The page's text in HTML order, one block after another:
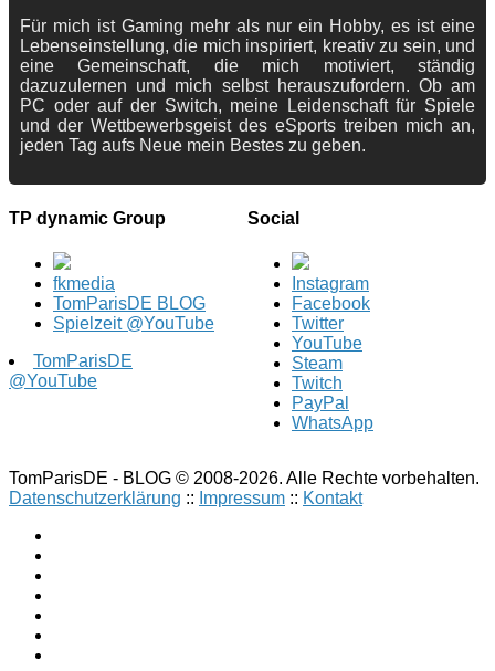
Für mich ist Gaming mehr als nur ein Hobby, es ist eine
Lebenseinstellung, die mich inspiriert, kreativ zu sein, und
eine Gemeinschaft, die mich motiviert, ständig
dazuzulernen und mich selbst herauszufordern. Ob am
PC oder auf der Switch, meine Leidenschaft für Spiele
und der Wettbewerbsgeist des eSports treiben mich an,
jeden Tag aufs Neue mein Bestes zu geben.
TP dynamic Group
fkmedia
TomParisDE BLOG
Spielzeit @YouTube
TomParisDE
@YouTube
Social
Instagram
Facebook
Twitter
YouTube
Steam
Twitch
PayPal
WhatsApp
TomParisDE - BLOG © 2008-2026. Alle Rechte vorbehalten.
Datenschutzerklärung :: Impressum :: Kontakt